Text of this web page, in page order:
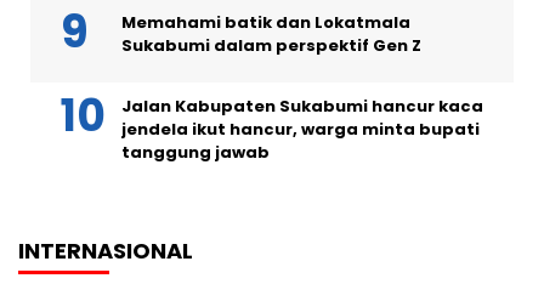
Memahami batik dan Lokatmala
Sukabumi dalam perspektif Gen Z
Jalan Kabupaten Sukabumi hancur kaca
jendela ikut hancur, warga minta bupati
tanggung jawab
INTERNASIONAL